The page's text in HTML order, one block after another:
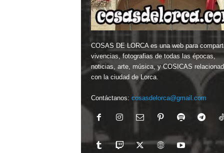
COSAS DE LORCA es una web para
vivencias, fotografias de todas las épocas,
noticias, arte, música, y COSICAS
con la ciudad de Lorca.
Contáctanos: cosasdelorca@gmail.com